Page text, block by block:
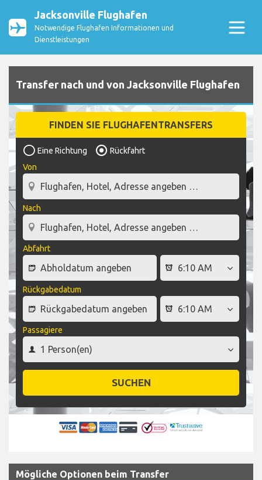
Jacksonville Flughafen
Notwendige Flughafen Informationen und
Dienstleistungen
Transfer nach und von Jacksonville Flughafen
FINDEN SIE FLUGHAFENTRANSFERS
Eine Richtung
Rückfahrt
Von
Nach
Abfahrt
Rückgabedatum
Passagiere
SUCHEN
Mögliche Optionen beim Transfer